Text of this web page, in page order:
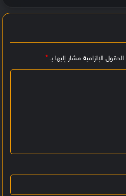
الحقول الإلزامية مشار إليها بـ*